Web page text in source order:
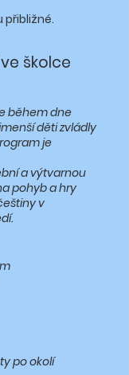
přibližné.
školce
během dne
děti zvládly
je
a výtvarnou
pohyb a hry
v
po okolí